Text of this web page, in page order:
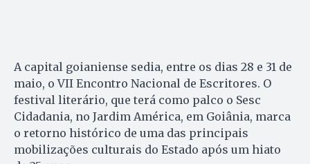
A capital goianiense sedia, entre os dias 28 e 31 de
maio, o VII Encontro Nacional de Escritores. O
festival literário, que terá como palco o Sesc
Cidadania, no Jardim América, em Goiânia, marca
o retorno histórico de uma das principais
mobilizações culturais do Estado após um hiato